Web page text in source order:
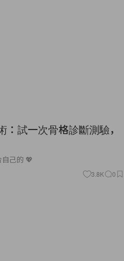
試一次骨格診斷測驗，
己的 💖
3.8K 0